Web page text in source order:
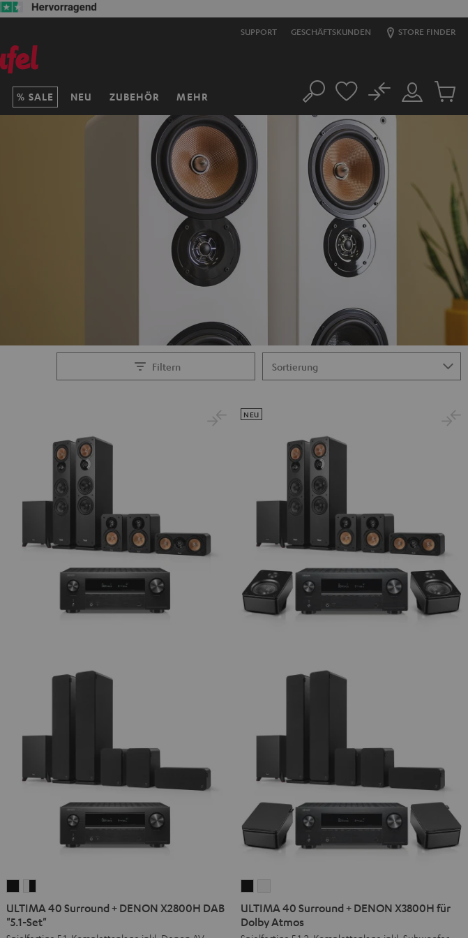
SUPPORT GESCHÄFTSKUNDEN STORE FINDER
SALE NEU ZUBEHÖR MEHR Suche
Mein
Konto
No
Artikel
Filtern
40
Surround
40
Surround
ULTIMA 40 Surround + DENON X2800H DAB
"5.1-Set"
40
Surround
40
Surround
ULTIMA 40 Surround + DENON X3800H für
Dolby Atmos
NEU